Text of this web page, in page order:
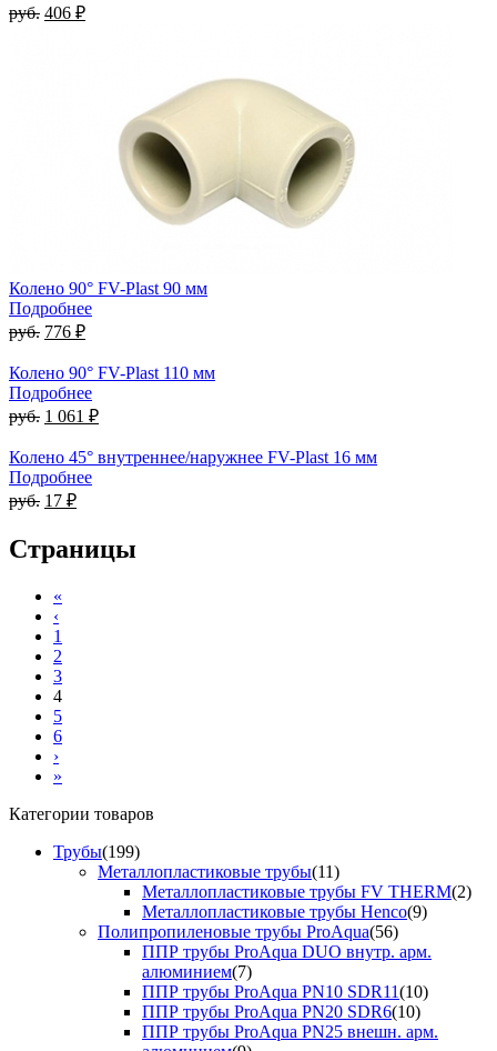
руб. 406 ₽
Колено 90° FV-Plast 90 мм
Подробнее
руб. 776 ₽
Колено 90° FV-Plast 110 мм
Подробнее
руб. 1 061 ₽
Колено 45° внутреннее/наружнее FV-Plast 16 мм
Подробнее
руб. 17 ₽
Страницы
«
‹
1
2
3
4
5
6
›
»
Категории товаров
Трубы(199)
Металлопластиковые трубы(11)
Металлопластиковые трубы FV THERM(2)
Металлопластиковые трубы Henco(9)
Полипропиленовые трубы ProAqua(56)
ППР трубы ProAqua DUO внутр. арм.
алюминием(7)
ППР трубы ProAqua PN10 SDR11(10)
ППР трубы ProAqua PN20 SDR6(10)
ППР трубы ProAqua PN25 внешн. арм.